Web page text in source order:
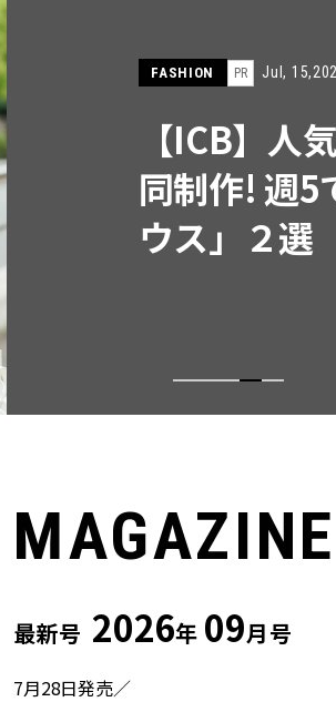
FASHION PR Jul,
【ICB】人
同制作! 週5
ウス」２選
MAGAZINE
最新号 2026年 09月号
7月28日発売／